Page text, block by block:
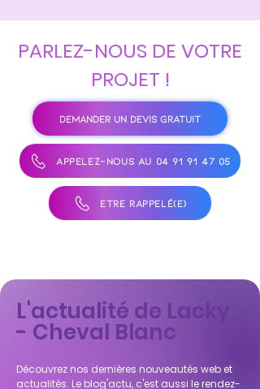
PARLEZ-NOUS DE VOTRE
PROJET !
DEMANDER UN DEVIS GRATUIT
APPELEZ-NOUS AU 04 91 91 47 05
ÊTRE RAPPELÉ(E)
L'actualité de Lacky
- Cheval Blanc
Découvrez nos dernières nouveautés web et
actualités. Le blog'actu, c'est aussi le rendez-